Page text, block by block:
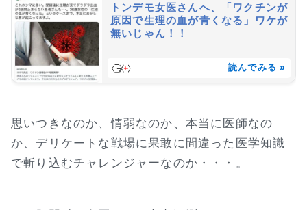
トンデモ女医さんへ、「ワクチンが
原因で生理の血が青くなる」ワケが
無いじゃん！！
読んでみる »
思いつきなのか、情弱なのか、本当に医師なの
か、デリケートな戦場に果敢に間違った医学知識
で斬り込むチャレンジャーなのか・・・。